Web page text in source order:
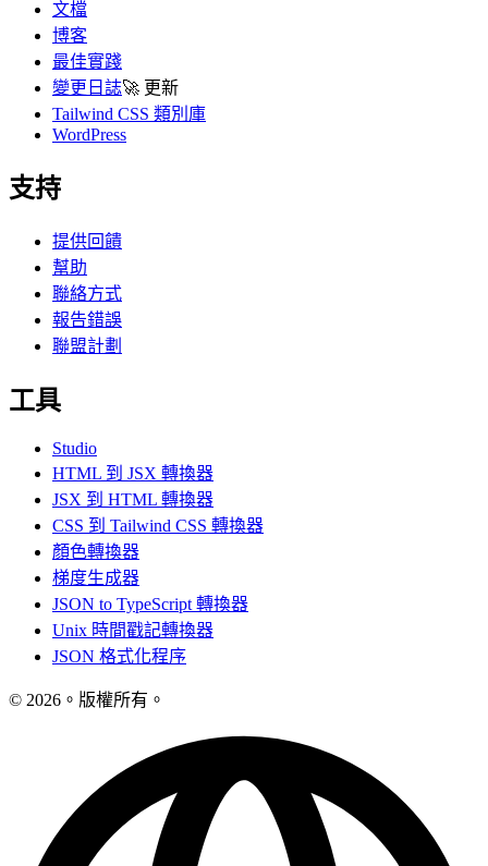
文檔
博客
最佳實踐
變更日誌🚀 更新
Tailwind CSS 類別庫
WordPress
支持
提供回饋
幫助
聯絡方式
報告錯誤
聯盟計劃
工具
Studio
HTML 到 JSX 轉換器
JSX 到 HTML 轉換器
CSS 到 Tailwind CSS 轉換器
顏色轉換器
梯度生成器
JSON to TypeScript 轉換器
Unix 時間戳記轉換器
JSON 格式化程序
© 2026。版權所有。